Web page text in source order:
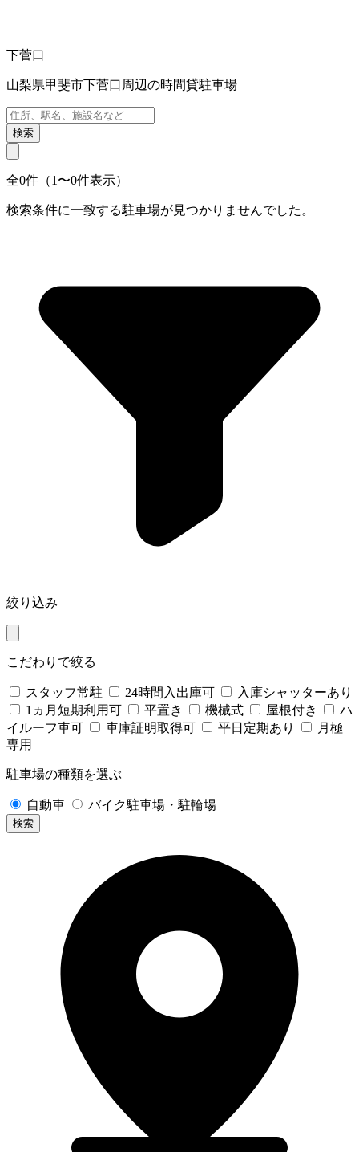
下菅口
山梨県甲斐市下菅口周辺の時間貸駐車場
検索
全0件（1〜0件表示）
検索条件に一致する駐車場が見つかりませんでした。
絞り込み
こだわりで絞る
スタッフ常駐 24時間入出庫可
入庫シャッターあり
1ヵ月短期利用可
平置き 機械式 屋根付き
ハ
イルーフ車可
車庫証明取得可 平日定期あり
月極
専用
駐車場の種類を選ぶ
自動車 バイク駐車場・駐輪場
検索